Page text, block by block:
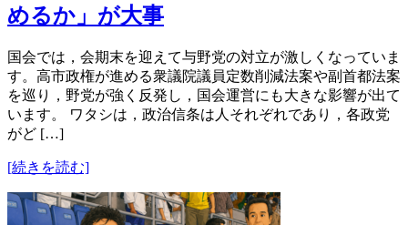
めるか」が大事
国会では，会期末を迎えて与野党の対立が激しくなっていま
す。高市政権が進める衆議院議員定数削減法案や副首都法案
を巡り，野党が強く反発し，国会運営にも大きな影響が出て
います。 ワタシは，政治信条は人それぞれであり，各政党
がど […]
[続きを読む]